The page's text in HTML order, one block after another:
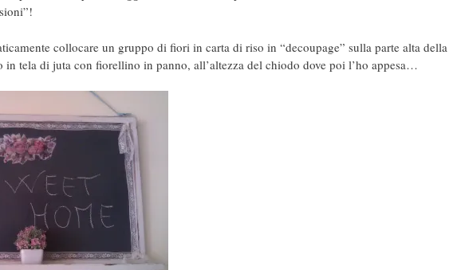
collocare un gruppo di fiori in carta di riso in “decoupage” sulla parte alta della
in tela di juta con fiorellino in panno, all’altezza del chiodo dove poi l’ho appesa…